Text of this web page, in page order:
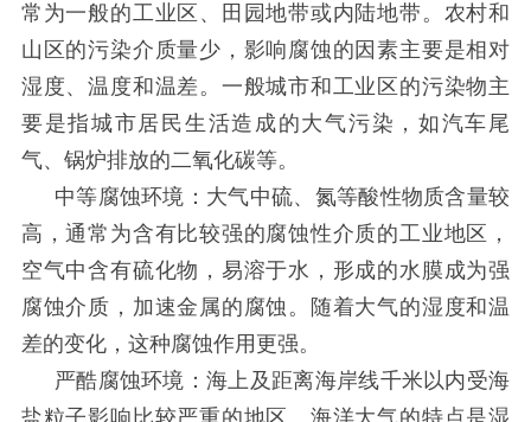
常为一般的工业区、田园地带或内陆地带。农村和
山区的污染介质量少，影响腐蚀的因素主要是相对
湿度、温度和温差。一般城市和工业区的污染物主
要是指城市居民生活造成的大气污染，如汽车尾
气、锅炉排放的二氧化碳等。
中等腐蚀环境：大气中硫、氮等酸性物质含量较
高，通常为含有比较强的腐蚀性介质的工业地区，
空气中含有硫化物，易溶于水，形成的水膜成为强
腐蚀介质，加速金属的腐蚀。随着大气的湿度和温
差的变化，这种腐蚀作用更强。
严酷腐蚀环境：海上及距离海岸线千米以内受海